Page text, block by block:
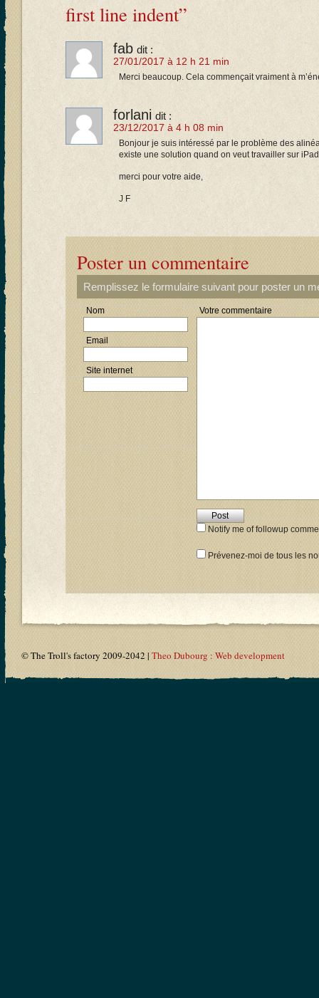
first line indent”
fab dit :
27/01/2017 à 12 h 21 min
Merci beaucoup. Cela commençait vraiment à
forlani dit :
23/12/2017 à 4 h 08 min
Bonjour je suis intéressé par le problème des
existe une solution quand on veut travailler sur
merci pour votre aide,
J F
Poster un commentaire
Remplissez le formulaire suivant pour poster un
Nom
Email
Site internet
Votre commentaire
Notify me of followup
Prévenez-moi de tous les
© The Troll's factory 2009-2042 | Theo Dubourg : Web development